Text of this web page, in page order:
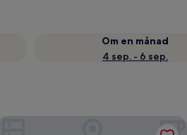
Om en månad
4 sep. - 6 sep.
STF Stockholm Skeppsholmen Hostel